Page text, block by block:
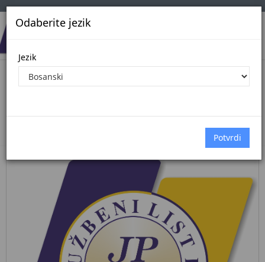
Odaberite jezik
Jezik
Pregled Dokumenata| Broj 40/26